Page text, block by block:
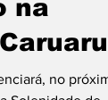
fé, arte